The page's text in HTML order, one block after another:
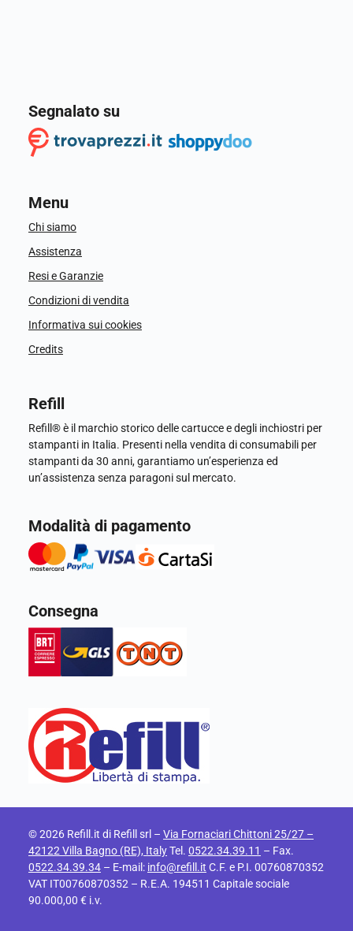
Segnalato su
Menu
Chi siamo
Assistenza
Resi e Garanzie
Condizioni di vendita
Informativa sui cookies
Credits
Refill
Refill® è il marchio storico delle cartucce e degli inchiostri per
stampanti in Italia. Presenti nella vendita di consumabili per
stampanti da 30 anni, garantiamo un’esperienza ed
un’assistenza senza paragoni sul mercato.
Modalità di pagamento
Consegna
© 2026 Refill.it di Refill srl – Via Fornaciari Chittoni 25/27 –
42122 Villa Bagno (RE), ItalyTel. 0522.34.39.11 – Fax.
0522.34.39.34 – E-mail: info@refill.it C.F. e P.I. 00760870352
VAT IT00760870352 – R.E.A. 194511 Capitale sociale
90.000,00 € i.v.